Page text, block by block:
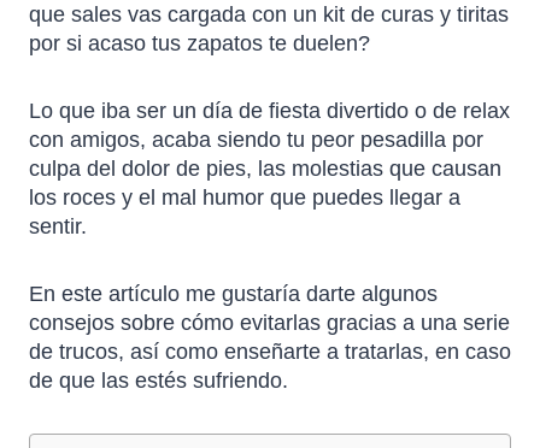
que sales vas cargada con un kit de curas y tiritas
por si acaso tus zapatos te duelen?
Lo que iba ser un día de fiesta divertido o de relax
con amigos, acaba siendo tu peor pesadilla por
culpa del dolor de pies, las molestias que causan
los roces y el mal humor que puedes llegar a
sentir.
En este artículo me gustaría darte algunos
consejos sobre cómo evitarlas gracias a una serie
de trucos, así como enseñarte a tratarlas, en caso
de que las estés sufriendo.